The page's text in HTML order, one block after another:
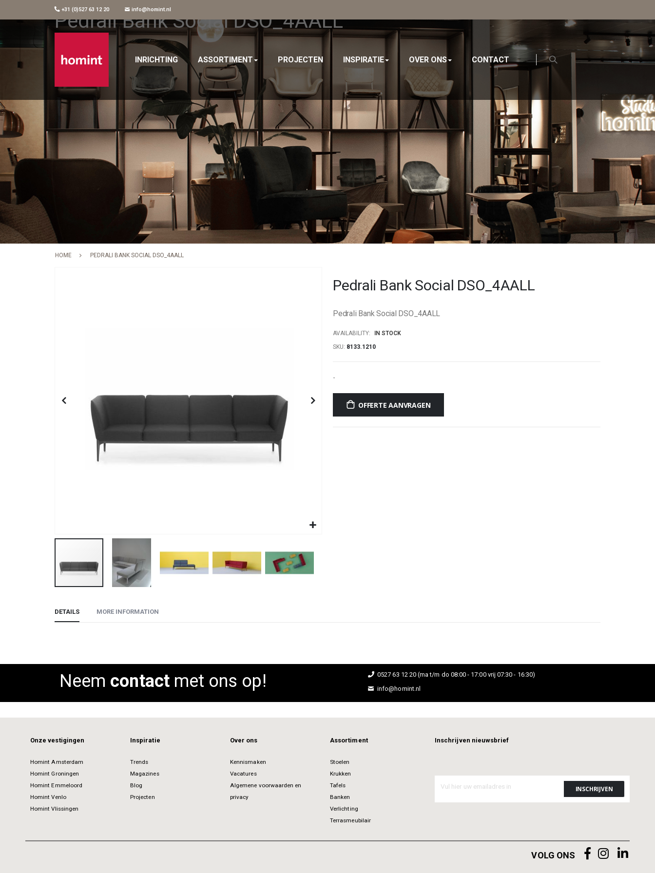
+31 (0)527 63 12 20 info@homint.nl
INRICHTING ASSORTIMENT PROJECTEN INSPIRATIE OVER ONS CONTACT
Pedrali Bank Social DSO_4AALL
HOME PEDRALI BANK SOCIAL DSO_4AALL
the
images
gallery
Pedrali Bank Social DSO_4AALL
Pedrali Bank Social DSO_4AALL
AVAILABILITY:
IN STOCK
SKU 8133.1210
-
OFFERTE AANVRAGEN
DETAILS MORE INFORMATION
Neem contactmet ons op!
0527 63 12 20 (ma t/m do 08:00 - 17:00 vrij 07:30 - 16:30)
info@homint.nl
Onze vestigingen
Homint Amsterdam
Homint Groningen
Homint Emmeloord
Homint Venlo
Homint Vlissingen
Inspiratie
Trends
Magazines
Blog
Projecten
Over ons
Kennismaken
Vacatures
Algemene voorwaarden en
privacy
Assortiment
Stoelen
Krukken
Tafels
Banken
Verlichting
Terrasmeubilair
Inschrijven nieuwsbrief
VOLG ONS